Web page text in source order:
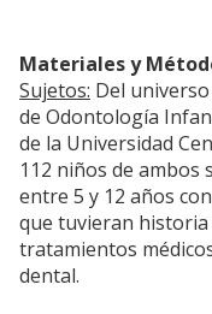
Materiales y
Sujetos: Del
de Odontología
de la Universidad
112 niños de ambos
entre 5 y 12 años
que tuvieran historia
tratamientos
dental.